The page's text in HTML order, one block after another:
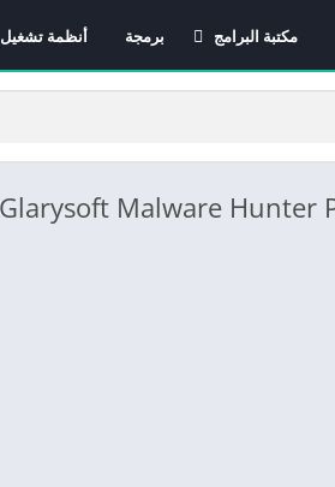
مكتبة البرامج
برامج الانترنت
برامج تصفح الإنترنت
برمجة أنظمة تشغيل